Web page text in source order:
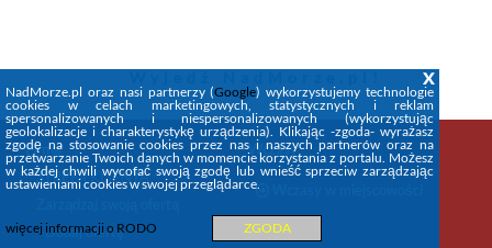
Firma
STREFA KLIENTA
+Dodaj ofertę
Wczasy
NadMorze.pl oraz nasi partnerzy (Google) wykorzystujemy technologie
cookies w celach marketingowych, statystycznych i reklam
spersonalizowanych i niespersonalizowanych (wykorzystując
geolokalizacje i charakterystykę urządzenia). Klikając -zgoda- wyrażasz
zgodę na stosowanie cookies przez nas i naszych partnerów oraz na
przetwarzanie Twoich danych w momencie korzystania z portalu. Możesz
w każdej chwili wycofać swoją zgodę lub wnieść sprzeciw zarządzając
ustawieniami cookies w swojej przeglądarce.
więcej informacji o RODO ZGODA
x